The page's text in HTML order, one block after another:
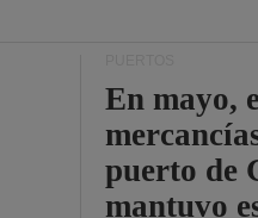
En mayo,
puerto de
mantuvo